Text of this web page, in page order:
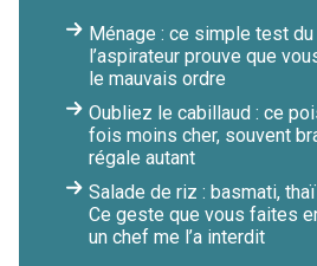
Ménage : ce simple test
l’aspirateur prouve que
le mauvais ordre
Oubliez le cabillaud : ce
fois moins cher, souvent
régale autant
Salade de riz : basmati,
Ce geste que vous faites
un chef me l’a interdit